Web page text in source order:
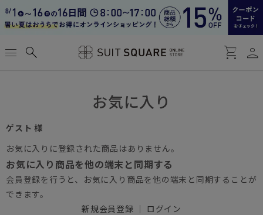
menu search shopping_cart person
お気に入り
ゲスト 様
お気に入りに登録された商品はありません。
お気に入り商品を他の端末と同期する
会員登録を行うと、お気に入り商品を他の端末と同期することが
できます。
新規会員登録 ｜ ログイン